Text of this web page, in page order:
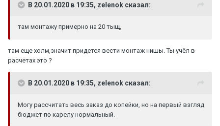
В 20.01.2020 в 19:35, zelenok сказал:
там монтажу примерно на 20 тыщ,
там еще холм,значит придется вести монтаж нишы. Ты учёл в
расчетах это ?
В 20.01.2020 в 19:35, zelenok сказал:
Могу рассчитать весь заказ до копейки, но на первый взгляд
бюджет по карелу нормальный.